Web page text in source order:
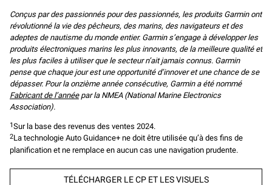
Conçus par des passionnés pour des passionnés, les produits Garmin ont
révolutionné la vie des pêcheurs, des marins, des navigateurs et des
adeptes de nautisme du monde entier. Garmin s’engage à développer les
produits électroniques marins les plus innovants, de la meilleure qualité et
les plus faciles à utiliser que le secteur n’ait jamais connus. Garmin
pense que chaque jour est une opportunité d’innover et une chance de se
dépasser. Pour la onzième année consécutive, Garmin a été nommé
Fabricant de l’annéepar la NMEA (National Marine Electronics
Association).
1Sur la base des revenus des ventes 2024.
2La technologie Auto Guidance+ ne doit être utilisée qu’à des fins de
planification et ne remplace en aucun cas une navigation prudente.
TÉLÉCHARGER LE CP ET LES VISUELS